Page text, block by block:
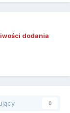
dodania
0